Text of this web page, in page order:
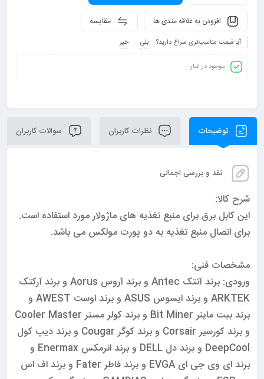
مقایسه افزودن به علاقه مندی ها
آیا قیمت مناسب‌تری سراغ دارید؟ بلی خیر
موجود در انبار
توضیحات نظرات کاربران سوالات کاربران
نقد و بررسی اجمالی
شرح کالا:
این کابل برق برای منبع تغذیه های ماژولار مورد استفاده است.
برای اتصال منبع تغذیه به دو پورت مولکس می باشد.
مشخصات فنی:
ورودی: برند آنتک Antec و برند آروس Aorus و برند آرکتک
ARKTEK و برند ایسوس ASUS و برند اوست AWEST و
برند بیت ماینر Bit Miner و برند کولر مستر Cooler Master
و برند کورسیر Corsair و برند کوگر Cougar و برند دیپ کول
DeepCool و برند دل DELL و برند انرمکس Enermax و
برند ای وی جی ای EVGA و برند فاطر Fater و برند اف اس